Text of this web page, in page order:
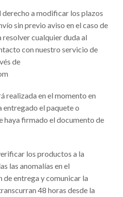
derecho a modificar los plazos
sin previo aviso en el caso de
resolver cualquier duda al
con nuestro servicio de
de
realizada en el momento en
el paquete o
haya firmado el documento de
los productos a la
las anomalías en el
entrega y comunicar la
48 horas desde la